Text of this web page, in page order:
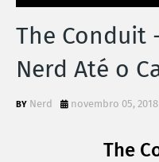
The Conduit
Nerd Até o
Nerd novembro 05, 2018
The